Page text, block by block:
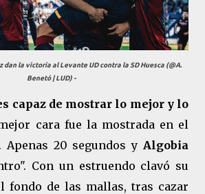
dan la victoria al Levante UD contra la SD Huesca (@A.
Benetó | LUD) -
capaz de mostrar lo mejor y lo
cara fue la mostrada en el
20 segundos y Algobia
Con un estruendo clavó su
fondo de las mallas, tras cazar